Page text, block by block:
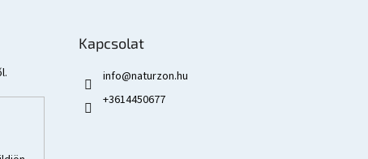
Kapcsolat
info@naturzon.hu
+3614450677